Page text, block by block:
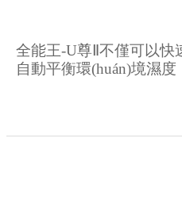
全能王-U尊Ⅱ不僅可以快
自動平衡環(huán)境濕度